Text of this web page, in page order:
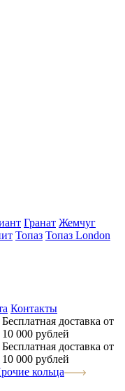
Гранат Жемчуг
Топаз Топаз London
Контакты
Бесплатная доставка от
10 000 рублей
Бесплатная доставка от
10 000 рублей
кольца